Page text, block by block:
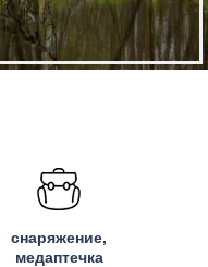
снаряжение,
медаптечка